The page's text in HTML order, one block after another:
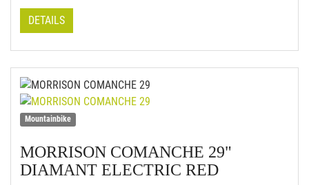
DETAILS
Mountainbike
MORRISON COMANCHE 29"
DIAMANT ELECTRIC RED